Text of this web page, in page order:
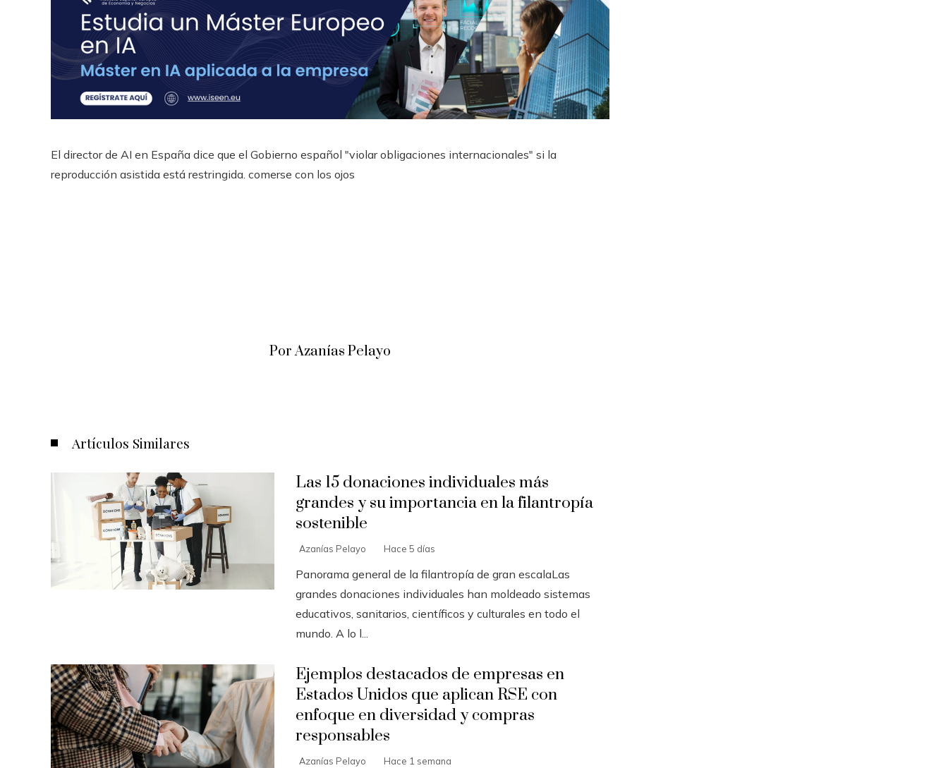
El director de AI en España dice que el Gobierno español "violar obligaciones internacionales" si la
reproducción asistida está restringida. comerse con los ojos
Por Azanías Pelayo
Artículos Similares
Las 15 donaciones individuales más
grandes y su importancia en la filantropía
sostenible
Azanías Pelayo Hace 5 días
Panorama general de la filantropía de gran escalaLas
grandes donaciones individuales han moldeado sistemas
educativos, sanitarios, científicos y culturales en todo el
mundo. A lo l...
Ejemplos destacados de empresas en
Estados Unidos que aplican RSE con
enfoque en diversidad y compras
responsables
Azanías Pelayo Hace 1 semana